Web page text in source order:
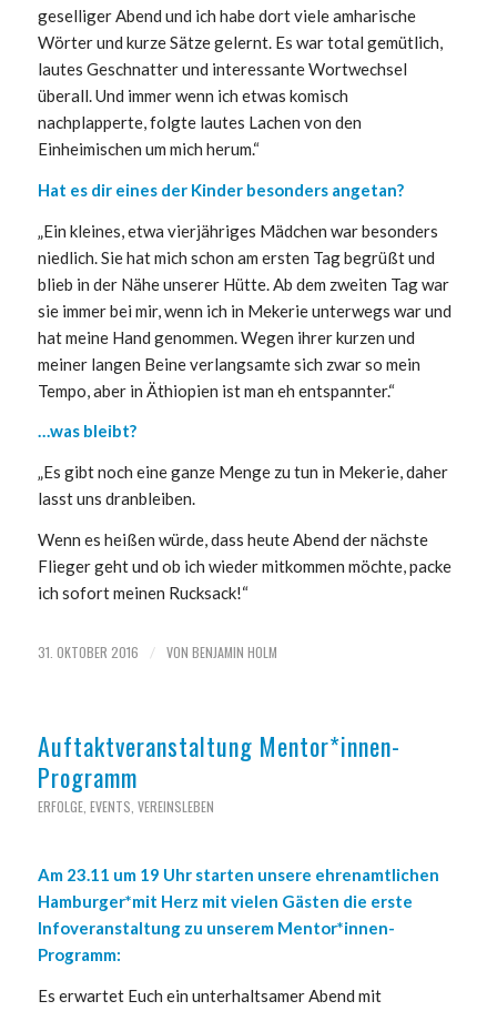
geselliger Abend und ich habe dort viele amharische
Wörter und kurze Sätze gelernt. Es war total gemütlich,
lautes Geschnatter und interessante Wortwechsel
überall. Und immer wenn ich etwas komisch
nachplapperte, folgte lautes Lachen von den
Einheimischen um mich herum.“
Hat es dir eines der Kinder besonders angetan?
„Ein kleines, etwa vierjähriges Mädchen war besonders
niedlich. Sie hat mich schon am ersten Tag begrüßt und
blieb in der Nähe unserer Hütte. Ab dem zweiten Tag war
sie immer bei mir, wenn ich in Mekerie unterwegs war und
hat meine Hand genommen. Wegen ihrer kurzen und
meiner langen Beine verlangsamte sich zwar so mein
Tempo, aber in Äthiopien ist man eh entspannter.“
…was bleibt?
„Es gibt noch eine ganze Menge zu tun in Mekerie, daher
lasst uns dranbleiben.
Wenn es heißen würde, dass heute Abend der nächste
Flieger geht und ob ich wieder mitkommen möchte, packe
ich sofort meinen Rucksack!“
31. OKTOBER 2016 / VON BENJAMIN HOLM
Auftaktveranstaltung Mentor*innen-
Programm
ERFOLGE, EVENTS VEREINSLEBEN
Am 23.11 um 19 Uhr starten unsere ehrenamtlichen
Hamburger*mit Herz mit vielen Gästen die erste
Infoveranstaltung zu unserem Mentor*innen-
Programm:
Es erwartet Euch ein unterhaltsamer Abend mit